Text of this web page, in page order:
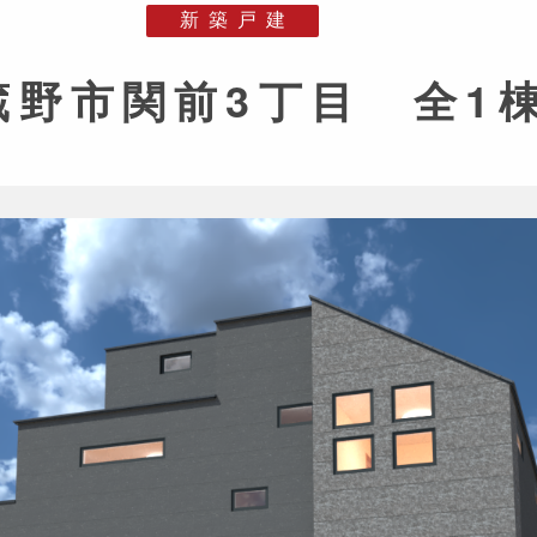
新築戸建
野市関前3丁目 全1